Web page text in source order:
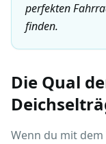
perfekten
finden.
Die Qual
Wenn du mit